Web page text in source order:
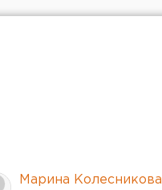
Марина Колесникова